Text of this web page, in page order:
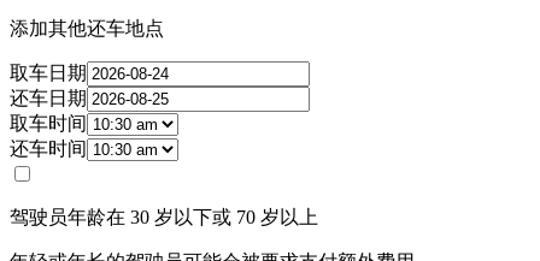
添加其他还车地点
取车日期
还车日期
取车时间
还车时间
驾驶员年龄在 30 岁以下或 70 岁以上